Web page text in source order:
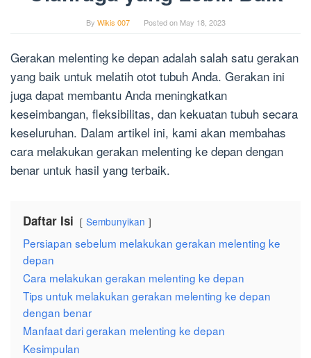
By Wikis 007 Posted on May 18, 2023
Gerakan melenting ke depan adalah salah satu gerakan
yang baik untuk melatih otot tubuh Anda. Gerakan ini
juga dapat membantu Anda meningkatkan
keseimbangan, fleksibilitas, dan kekuatan tubuh secara
keseluruhan. Dalam artikel ini, kami akan membahas
cara melakukan gerakan melenting ke depan dengan
benar untuk hasil yang terbaik.
Daftar Isi Sembunyikan
Persiapan sebelum melakukan gerakan melenting ke
depan
Cara melakukan gerakan melenting ke depan
Tips untuk melakukan gerakan melenting ke depan
dengan benar
Manfaat dari gerakan melenting ke depan
Kesimpulan